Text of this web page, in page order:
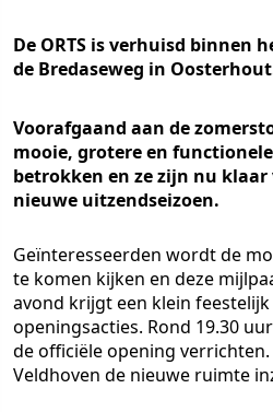
De ORTS is verhuisd binnen
de Bredaseweg in
Voorafgaand aan de
mooie, grotere en
betrokken en ze zijn nu
nieuwe uitzendseizoen.
Geïnteresseerden wordt de
te komen kijken en deze
avond krijgt een klein
openingsacties. Rond 19.30
de officiële opening
Veldhoven de nieuwe ruimte